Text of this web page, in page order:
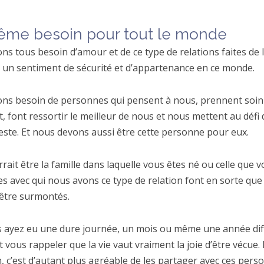
besoin pour tout le monde
tous besoin d’amour et de ce type de relations faites
sentiment de sécurité et d’appartenance en ce monde.
besoin de personnes qui pensent à nous, prennent
font ressortir le meilleur de nous et nous mettent au défi
Et nous devons aussi être cette personne pour eux.
être la famille dans laquelle vous êtes né ou celle que
avec qui nous avons ce type de relation font en sorte
surmontés.
ayez eu une dure journée, un mois ou même une année
vous rappeler que la vie vaut vraiment la joie d’être vécue.
c’est d’autant plus agréable de les partager avec ces